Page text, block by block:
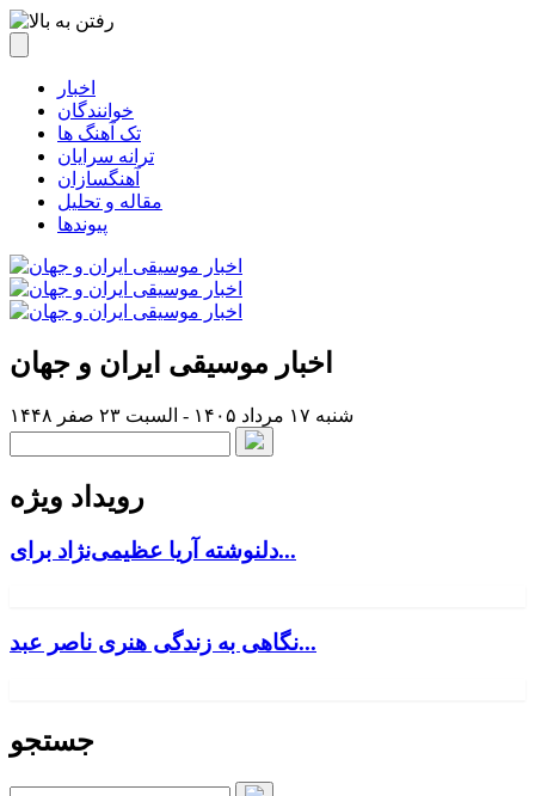
اخبار
خوانندگان
تک آهنگ ها
ترانه سرایان
آهنگسازان
مقاله و تحلیل
پیوندها
اخبار موسیقی ایران و جهان
شنبه ۱۷ مرداد ۱۴۰۵ - السبت ۲۳ صفر ۱۴۴۸
رویداد ویژه
دلنوشته آریا عظیمی‌نژاد برای...
نگاهی به زندگی هنری ناصر عبد...
جستجو